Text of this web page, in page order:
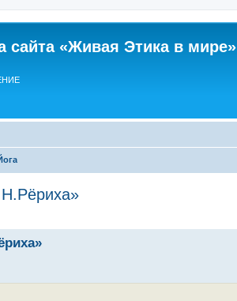
сайта «Живая Этика в мире»
Н.Рёриха»